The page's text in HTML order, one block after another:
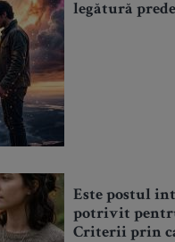
legătură
Este postul
potrivit
Criterii prin